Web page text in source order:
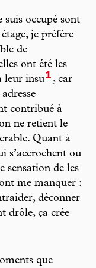
suis occupé sont
je préfère
de
ont été les
leur insu1 , car
contribué à
ne retient le
Quant à
s’accrochent ou
sensation de les
me manquer :
déconner
drôle, ça crée
que